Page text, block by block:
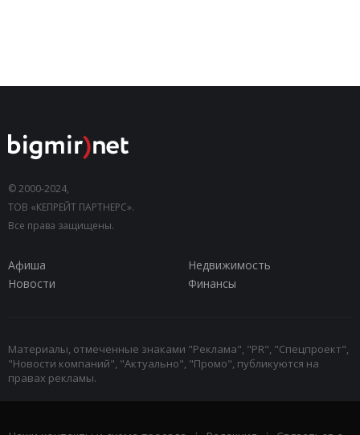
© 2000-2024,
ТОВ «КЕПРЕЙТ ПАРТНЕРС».
Все права защищены.
Афиша
Недвижимость
Новости
Финансы
Материалы, отмеченные знаками "Реклама", "PR", "Спецпроект",
"Новости компаний", "Актуально", "Промо", публикуются на
правах рекламы.